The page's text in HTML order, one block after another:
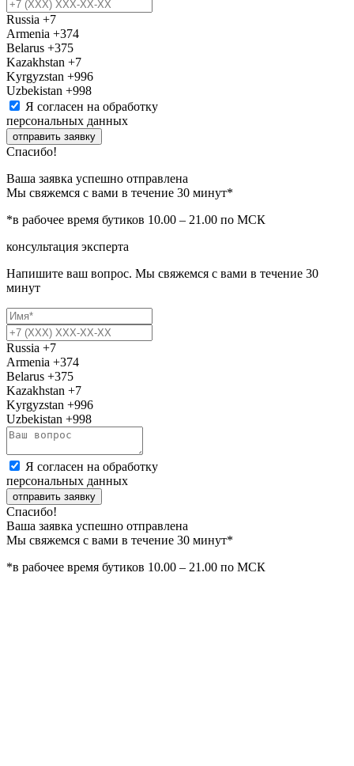
Russia +7
Armenia +374
Belarus +375
Kazakhstan +7
Kyrgyzstan +996
Uzbekistan +998
Я согласен на обработку
персональных данных
отправить заявку
Спасибо!
Ваша заявка успешно отправлена
Мы свяжемся с вами в течение 30 минут*
*в рабочее время бутиков 10.00 – 21.00 по МСК
консультация эксперта
Напишите ваш вопрос. Мы свяжемся с вами в течение 30
минут
Russia +7
Armenia +374
Belarus +375
Kazakhstan +7
Kyrgyzstan +996
Uzbekistan +998
Я согласен на обработку
персональных данных
отправить заявку
Спасибо!
Ваша заявка успешно отправлена
Мы свяжемся с вами в течение 30 минут*
*в рабочее время бутиков 10.00 – 21.00 по МСК